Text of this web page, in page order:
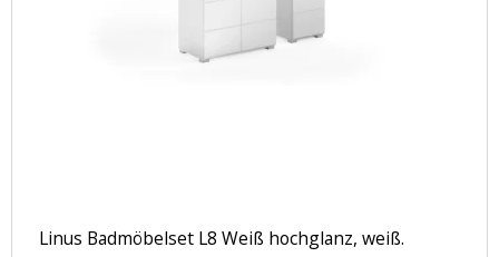
Linus Badmöbelset L8 Weiß hochglanz, weiß.